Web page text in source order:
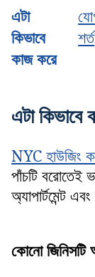
এটা
কিভাবে
কাজ করে
শর্ত
এটা কিভাবে
NYC
পাঁচটি বরোতেই
অ্যাপার্টমেন্ট
কোনো জিনিসটি